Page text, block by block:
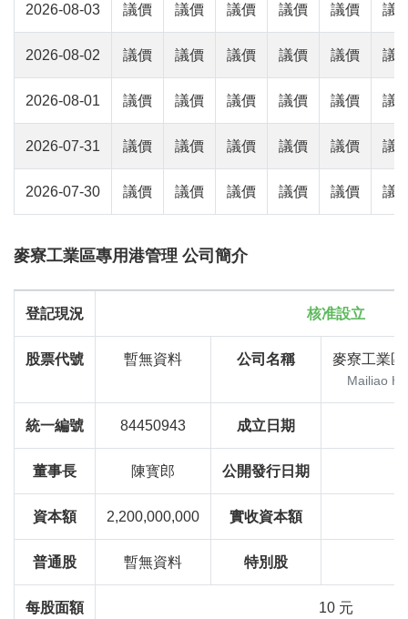
2026-08-03 議價 議價 議價 議價 議價 議
2026-08-02 議價 議價 議價 議價 議價 議
2026-08-01 議價 議價 議價 議價 議價 議
2026-07-31 議價 議價 議價 議價 議價 議
2026-07-30 議價 議價 議價 議價 議價 議
麥寮工業區專用港管理 公司簡介
登記現況 核准設立
股票代號 暫無資料 公司名稱 麥寮工業
Mailiao
統一編號 84450943 成立日期
董事長 陳寳郎 公開發行日期
資本額 2,200,000,000 實收資本額
普通股 暫無資料 特別股
每股面額 10 元